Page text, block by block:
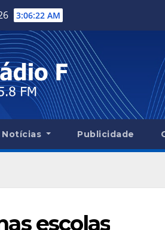
3:06:23 AM
Notícias Publicidade
escolas